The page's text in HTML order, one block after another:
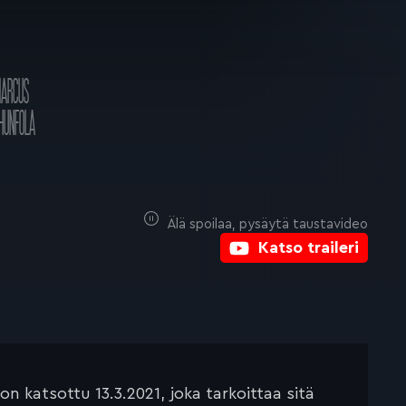
Katso traileri
Älä spoilaa, pysäytä taustavideo
katsottu 13.3.2021, joka tarkoittaa sitä